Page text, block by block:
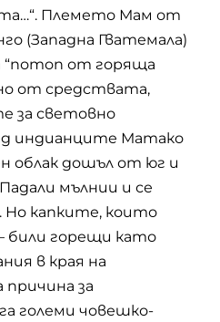
Племето Мам от
(Западна Гватемала)
“потоп от горяща
от средствата,
за световно
индианците Матако
облак дошъл от юг и
мълнии и се
Но капките, които
били горещи като
в края на
причина за
големи човешко-